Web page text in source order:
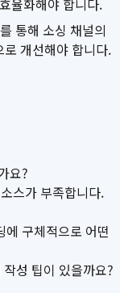
율화해야 합니다.
통해 소싱 채널의
로 개선해야 합니다.
요?
스가 부족합니다.
구체적으로 어떤
성 팁이 있을까요?